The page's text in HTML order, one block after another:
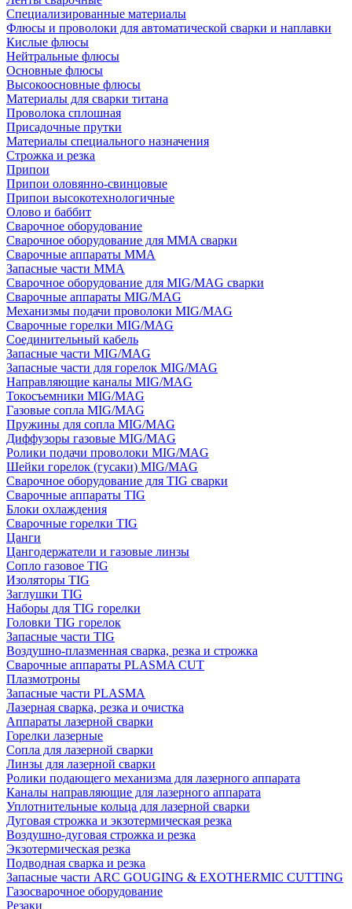
Специализированные материалы
Флюсы и проволоки для автоматической сварки и наплавки
Кислые флюсы
Нейтральные флюсы
Основные флюсы
Высокоосновные флюсы
Материалы для сварки титана
Проволока сплошная
Присадочные прутки
Материалы специального назначения
Строжка и резка
Припои
Припои оловянно-свинцовые
Припои высокотехнологичные
Олово и баббит
Сварочное оборудование
Сварочное оборудование для MMA сварки
Сварочные аппараты MMA
Запасные части MMA
Сварочное оборудование для MIG/MAG сварки
Сварочные аппараты MIG/MAG
Механизмы подачи проволоки MIG/MAG
Сварочные горелки MIG/MAG
Соединительный кабель
Запасные части MIG/MAG
Запасные части для горелок MIG/MAG
Направляющие каналы MIG/MAG
Токосъемники MIG/MAG
Газовые сопла MIG/MAG
Пружины для сопла MIG/MAG
Диффузоры газовые MIG/MAG
Ролики подачи проволоки MIG/MAG
Шейки горелок (гусаки) MIG/MAG
Сварочное оборудование для TIG сварки
Сварочные аппараты TIG
Блоки охлаждения
Сварочные горелки TIG
Цанги
Цангодержатели и газовые линзы
Сопло газовое TIG
Изоляторы TIG
Заглушки TIG
Наборы для TIG горелки
Головки TIG горелок
Запасные части TIG
Воздушно-плазменная сварка, резка и строжка
Сварочные аппараты PLASMA CUT
Плазмотроны
Запасные части PLASMA
Лазерная сварка, резка и очистка
Аппараты лазерной сварки
Горелки лазерные
Сопла для лазерной сварки
Линзы для лазерной сварки
Ролики подающего механизма для лазерного аппарата
Каналы направляющие для лазерного аппарата
Уплотнительные кольца для лазерной сварки
Дуговая строжка и экзотермическая резка
Воздушно-дуговая строжка и резка
Экзотермическая резка
Подводная сварка и резка
Запасные части ARC GOUGING & EXOTHERMIC CUTTING
Газосварочное оборудование
Резаки